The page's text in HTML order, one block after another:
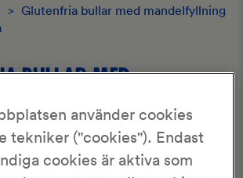
> Glutenfria bullar med mandelfyllning
BULLAR MED
OCH KOKOS
använder cookies
tekniker ("cookies"). Endast
cookies är aktiva som